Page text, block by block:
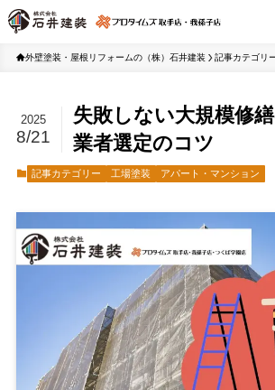
外壁塗装・屋根リフォームの（株）石井建装 記事カテゴリ
失敗しない大規模修
業者選定のコツ
2025
8/21
記事カテゴリー 工場塗装 アパート・マンション